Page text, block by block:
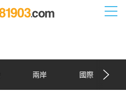
兩岸 國際